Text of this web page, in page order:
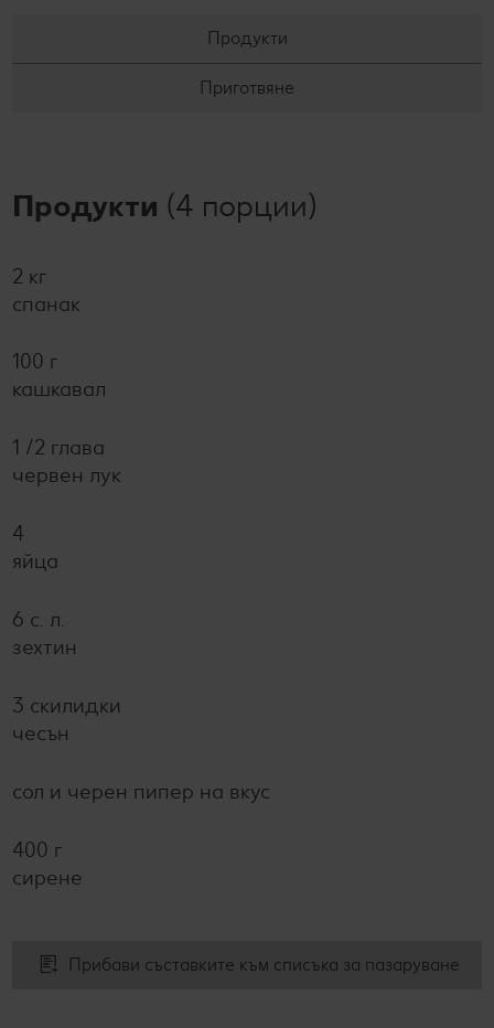
Продукти
Приготвяне
Продукти (4 порции)
2 кг
спанак
100 г
кашкавал
1 /2 глава
червен лук
4
яйца
6 с. л.
зехтин
3 скилидки
чесън
сол и черен пипер на вкус
400 г
сирене
Прибави съставките към списъка за пазаруване